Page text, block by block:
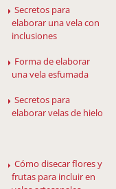
Secretos para
elaborar una vela con
inclusiones
Forma de elaborar
una vela esfumada
Secretos para
elaborar velas de hielo
Cómo disecar flores y
frutas para incluir en